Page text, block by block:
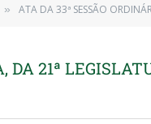
» ATA DA 33ª SESSÃO
DA 21ª